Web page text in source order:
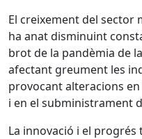
El creixement del sector
ha anat disminuint
brot de la pandèmia de
afectant greument les
provocant alteracions
i en el subministrament
La innovació i el